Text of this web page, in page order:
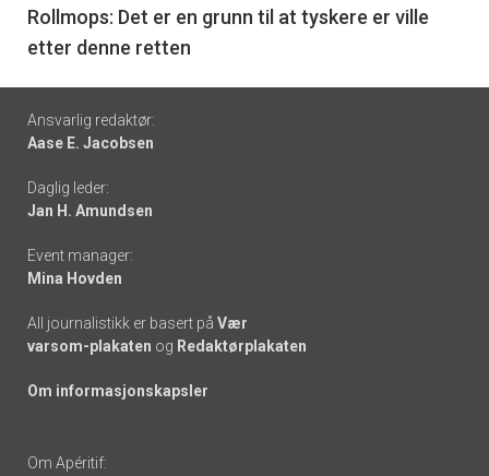
6
Rollmops: Det er en grunn til at tyskere er ville
etter denne retten
Footer
-
links
Ansvarlig redaktør:
Aase E. Jacobsen
Daglig leder:
Jan H. Amundsen
Event manager:
Mina Hovden
All journalistikk er basert på Vær
varsom-plakaten og Redaktørplakaten
Om informasjonskapsler
Om Apéritif: